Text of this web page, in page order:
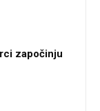
započinju